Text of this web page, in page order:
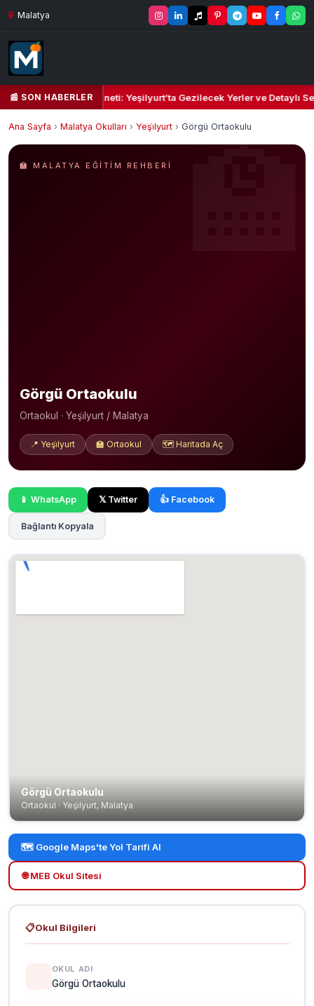
Malatya
📰 SON HABERLER
Kalbi ve Kültür Cenneti: Yeşilyurt’ta Gezilecek Yerler ve Detaylı
Ana Sayfa › Malatya Okulları › Yeşi̇lyurt › Görgü Ortaokulu
🏫 MALATYA EĞITIM REHBERI
Görgü Ortaokulu
Ortaokul · Yeşi̇lyurt / Malatya
📍 Yeşi̇lyurt 🏫 Ortaokul 🗺️ Haritada Aç
📱 WhatsApp 𝕏 Twitter 👍 Facebook
Bağlantı Kopyala
Görgü Ortaokulu
Ortaokul · Yeşi̇lyurt, Malatya
🗺️ Google Maps'te Yol Tarifi Al
🌐 MEB Okul Sitesi
📋Okul Bilgileri
OKUL ADI
Görgü Ortaokulu